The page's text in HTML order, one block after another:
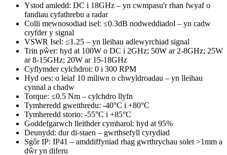
Ystod amledd: DC i 18GHz – yn cwmpasu'r rhan fwyaf o
fandiau cyfathrebu a radar
Colli mewnosodiad isel: ≤0.3dB nodweddiadol – yn cadw
cryfder y signal
VSWR Isel: ≤1.25 – yn lleihau adlewyrchiad signal
Trin pŵer: hyd at 100W o DC i 2GHz; 50W ar 2-8GHz; 25W
ar 8-15GHz; 20W ar 15-18GHz
Cyflymder cylchdroi: 0 i 300 RPM
Hyd oes: o leiaf 10 miliwn o chwyldroadau – yn lleihau
cynnal a chadw
Torque: ≤0.5 Nm – cylchdro llyfn
Tymheredd gweithredu: -40°C i +80°C
Tymheredd storio: -55°C i +85°C
Goddefgarwch lleithder cymharol: hyd at 95%
Deunydd: dur di-staen – gwrthsefyll cyrydiad
Sgôr IP: IP41 – amddiffyniad rhag gwrthrychau solet >1mm a
dŵr yn diferu